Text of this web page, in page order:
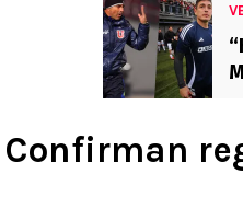
Confirman